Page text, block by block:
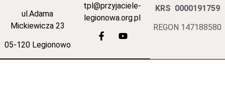
ul.Adama
Mickiewicza 23
05-120 Legionowo
tpl@przyjaciele-
legionowa.org.pl
KRS 0000191759
REGON 147188580